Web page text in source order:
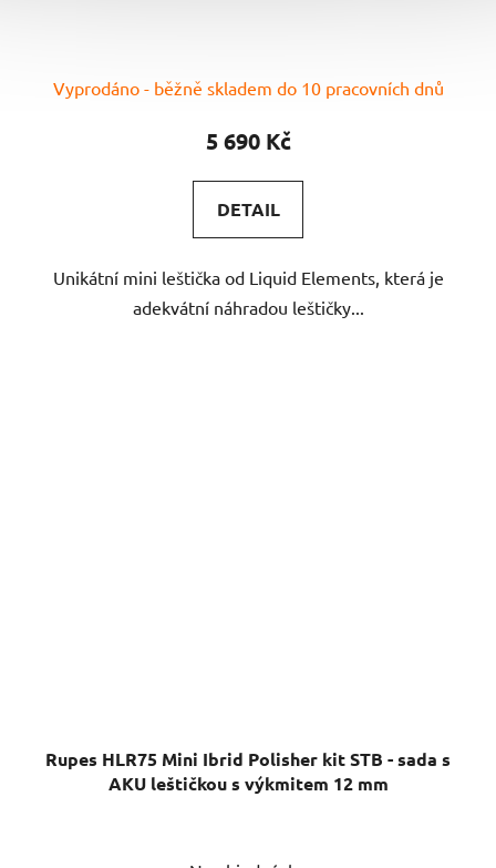
hodnocení
produktu
4,8
z
hvězdiček.
Vyprodáno - běžně skladem do 10 pracovních dnů
5 690 Kč
DETAIL
Unikátní mini leštička od Liquid Elements, která je
adekvátní náhradou leštičky...
Rupes HLR75 Mini Ibrid Polisher kit STB - sada s
AKU leštičkou s výkmitem 12 mm